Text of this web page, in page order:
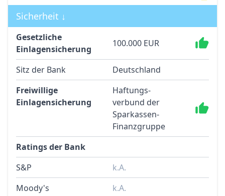
Sicherheit ↓
Gesetzliche
Einlagensicherung
100.000 EUR
Sitz der Bank
Deutschland
Freiwillige
Einlagensicherung
Haftungs­
verbund der
Spar­kassen-
Finanz­gruppe
Ratings der Bank
S&P
k.A.
Moody's
k.A.